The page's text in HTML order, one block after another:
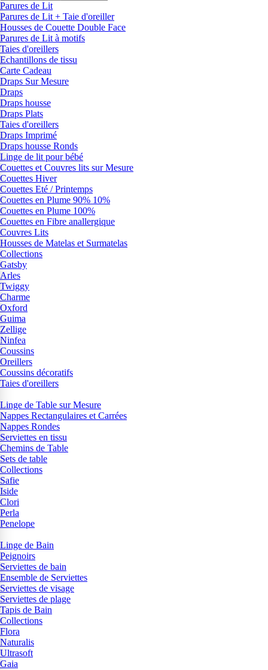
Parures de Lit
Parures de Lit + Taie d'oreiller
Housses de Couette Double Face
Parures de Lit à motifs
Taies d'oreillers
Echantillons de tissu
Carte Cadeau
Draps Sur Mesure
Draps
Draps housse
Draps Plats
Taies d'oreillers
Draps Imprimé
Draps housse Ronds
Linge de lit pour bébé
Couettes et Couvres lits sur Mesure
Couettes Hiver
Couettes Eté / Printemps
Couettes en Plume 90% 10%
Couettes en Plume 100%
Couettes en Fibre anallergique
Couvres Lits
Housses de Matelas et Surmatelas
Collections
Gatsby
Arles
Twiggy
Charme
Oxford
Guima
Zellige
Ninfea
Coussins
Oreillers
Coussins décoratifs
Taies d'oreillers
Linge de Table sur Mesure
Nappes Rectangulaires et Carrées
Nappes Rondes
Serviettes en tissu
Chemins de Table
Sets de table
Collections
Safie
Iside
Clori
Perla
Penelope
Linge de Bain
Peignoirs
Serviettes de bain
Ensemble de Serviettes
Serviettes de visage
Serviettes de plage
Tapis de Bain
Collections
Flora
Naturalis
Ultrasoft
Gaia